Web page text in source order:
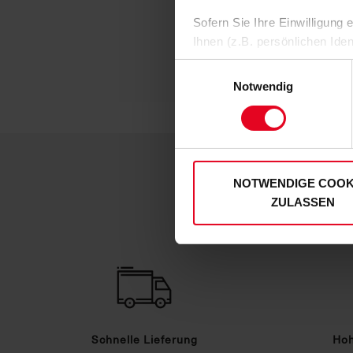
Sofern Sie Ihre Einwilligung
Ihnen (z.B. persönlichen
zulassen“-Button stimmen
personenbezogenen Daten
Soweit Sie „Notwendige
Notwendig
NOTWENDIGE
ZULASSEN
Schnelle Lieferung